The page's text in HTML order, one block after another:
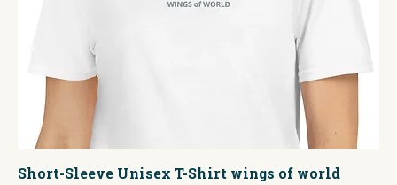
Short-Sleeve Unisex T-Shirt wings of world